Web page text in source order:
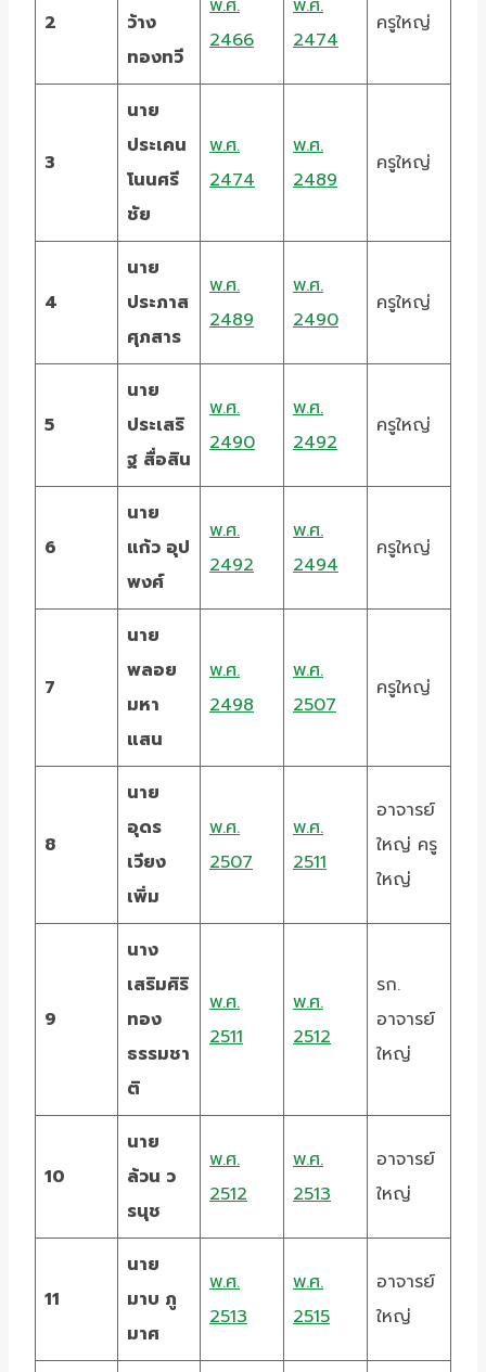
2
ว้าง
ทองทวี
พ.ศ.
2466
พ.ศ.
2474
ครูใหญ่
3
นาย
ประเคน
โนนศรี
ชัย
พ.ศ.
2474
พ.ศ.
2489
ครูใหญ่
4
นาย
ประภาส
ศุภสาร
พ.ศ.
2489
พ.ศ.
2490
ครูใหญ่
5
นาย
ประเสริ
ฐ สื่อสิน
พ.ศ.
2490
พ.ศ.
2492
ครูใหญ่
6
นาย
แก้ว อุป
พงศ์
พ.ศ.
2492
พ.ศ.
2494
ครูใหญ่
7
นาย
พลอย
มหา
แสน
พ.ศ.
2498
พ.ศ.
2507
ครูใหญ่
8
นาย
อุดร
เวียง
เพิ่ม
พ.ศ.
2507
พ.ศ.
2511
อาจารย์
ใหญ่ ครู
ใหญ่
9
นาง
เสริมศิริ
ทอง
ธรรมชา
ติ
พ.ศ.
2511
พ.ศ.
2512
รก.
อาจารย์
ใหญ่
10
นาย
ล้วน ว
รนุช
พ.ศ.
2512
พ.ศ.
2513
อาจารย์
ใหญ่
11
นาย
มาบ ภู
มาศ
พ.ศ.
2513
พ.ศ.
2515
อาจารย์
ใหญ่